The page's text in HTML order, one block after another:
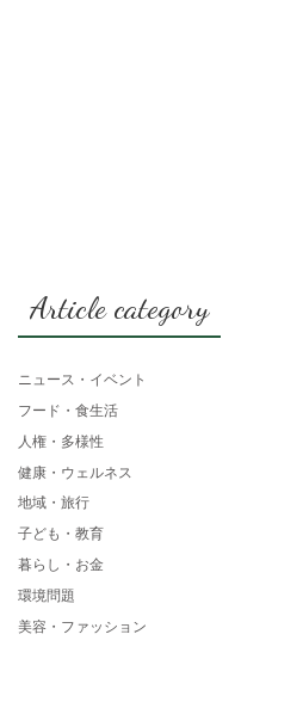
Article category
ニュース・イベント
フード・食生活
人権・多様性
健康・ウェルネス
地域・旅行
子ども・教育
暮らし・お金
環境問題
美容・ファッション